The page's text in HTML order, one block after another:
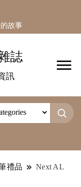
故事
誌
訊
禮品
Next AL